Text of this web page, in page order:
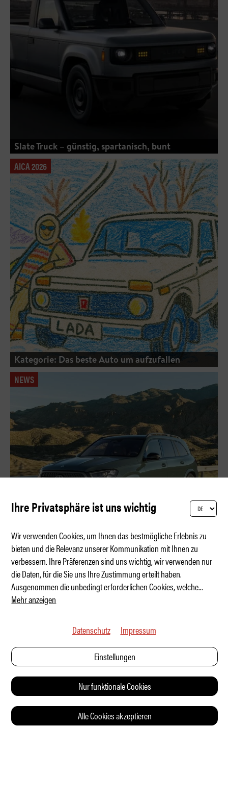
Slate Truck – günstig, spartanisch, bunt
AICA 2026
Kategorie: Das beste Auto um aufzufallen
NEWS
Weltpremiere der Mercedes Luxus-SUVs
Ihre Privatsphäre ist uns wichtig
Wir verwenden Cookies, um Ihnen das bestmögliche Erlebnis zu
bieten und die Relevanz unserer Kommunikation mit Ihnen zu
verbessern. Ihre Präferenzen sind uns wichtig, wir verwenden nur
die Daten, für die Sie uns Ihre Zustimmung erteilt haben.
Ausgenommen die unbedingt erforderlichen Cookies, welche...
Mehr anzeigen
Datenschutz Impressum
Einstellungen
Nur funktionale Cookies
Alle Cookies akzeptieren